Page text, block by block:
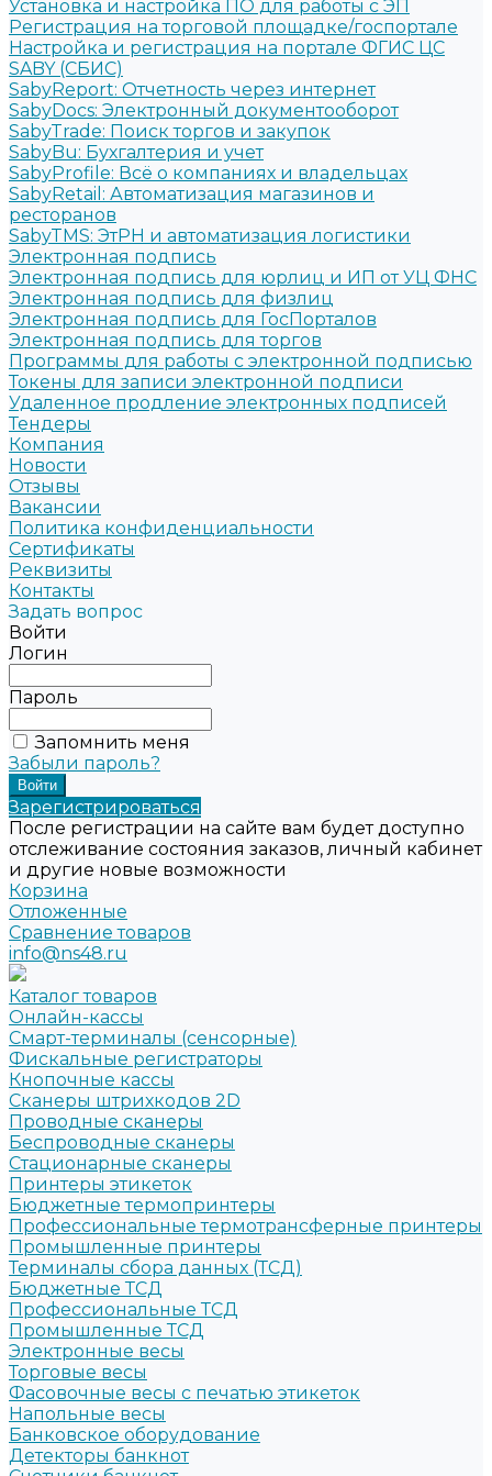
Установка и настройка ПО для работы с ЭП
Регистрация на торговой площадке/госпортале
Настройка и регистрация на портале ФГИС ЦС
SABY (СБИС)
SabyReport: Отчетность через интернет
SabyDocs: Электронный документооборот
SabyTrade: Поиск торгов и закупок
SabyBu: Бухгалтерия и учет
SabyProfile: Всё о компаниях и владельцах
SabyRetail: Автоматизация магазинов и
ресторанов
SabyTMS: ЭтРН и автоматизация логистики
Электронная подпись
Электронная подпись для юрлиц и ИП от УЦ ФНС
Электронная подпись для физлиц
Электронная подпись для ГосПорталов
Электронная подпись для торгов
Программы для работы с электронной подписью
Токены для записи электронной подписи
Удаленное продление электронных подписей
Тендеры
Компания
Новости
Отзывы
Вакансии
Политика конфиденциальности
Сертификаты
Реквизиты
Контакты
Задать вопрос
Войти
Логин
Пароль
Запомнить меня
Забыли пароль?
Зарегистрироваться
После регистрации на сайте вам будет доступно
отслеживание состояния заказов, личный кабинет
и другие новые возможности
Корзина
Отложенные
Сравнение товаров
info@ns48.ru
Каталог товаров
Онлайн-кассы
Смарт-терминалы (сенсорные)
Фискальные регистраторы
Кнопочные кассы
Сканеры штрихкодов 2D
Проводные сканеры
Беспроводные сканеры
Стационарные сканеры
Принтеры этикеток
Бюджетные термопринтеры
Профессиональные термотрансферные принтеры
Промышленные принтеры
Терминалы сбора данных (ТСД)
Бюджетные ТСД
Профессиональные ТСД
Промышленные ТСД
Электронные весы
Торговые весы
Фасовочные весы с печатью этикеток
Напольные весы
Банковское оборудование
Детекторы банкнот